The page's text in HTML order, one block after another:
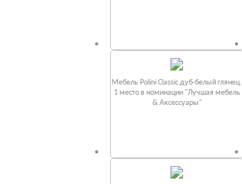
Мебель Polini Classic дуб-белый глянец.
1 место в номинации "Лучшая мебель
& Аксессуары"